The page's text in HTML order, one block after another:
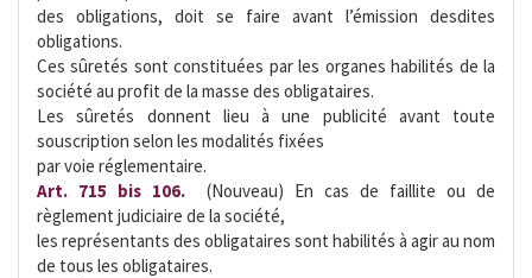
des obligations, doit se faire avant l’émission desdites
obligations.
Ces sûretés sont constituées par les organes habilités de la
société au profit de la masse des obligataires.
Les sûretés donnent lieu à une publicité avant toute
souscription selon les modalités fixées
par voie réglementaire.
Art. 715 bis 106.
 (Nouveau) En cas de faillite ou de
règlement judiciaire de la société,
les représentants des obligataires sont habilités à agir au nom
de tous les obligataires.